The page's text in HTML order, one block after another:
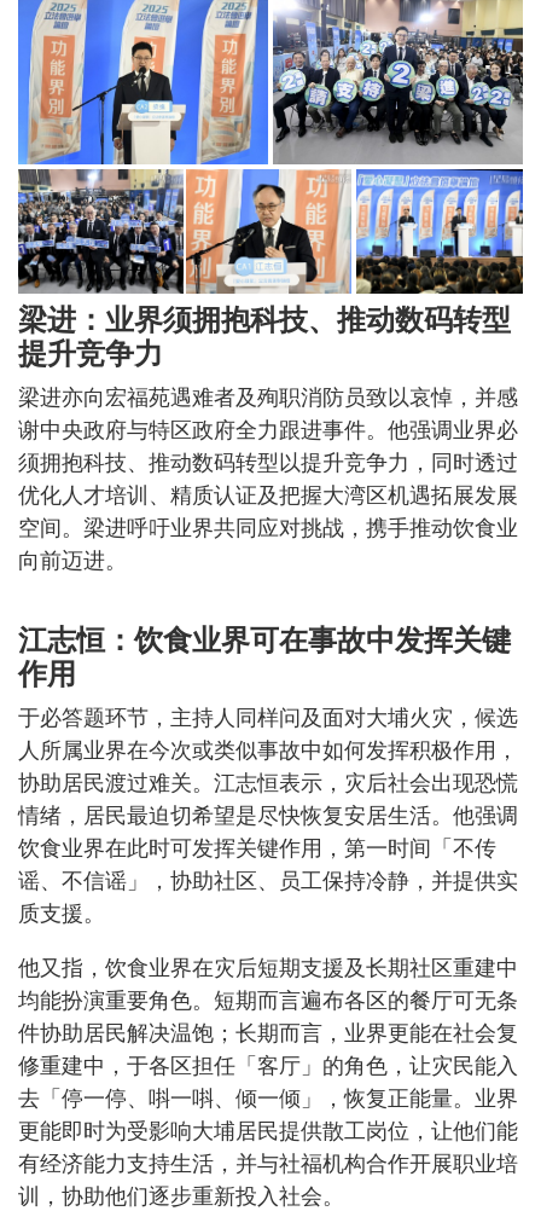
梁进：业界须拥抱科技、推动数码转型
提升竞争力
梁进亦向宏福苑遇难者及殉职消防员致以哀悼，并感
谢中央政府与特区政府全力跟进事件。他强调业界必
须拥抱科技、推动数码转型以提升竞争力，同时透过
优化人才培训、精质认证及把握大湾区机遇拓展发展
空间。梁进呼吁业界共同应对挑战，携手推动饮食业
向前迈进。
江志恒：饮食业界可在事故中发挥关键
作用
于必答题环节，主持人同样问及面对大埔火灾，候选
人所属业界在今次或类似事故中如何发挥积极作用，
协助居民渡过难关。江志恒表示，灾后社会出现恐慌
情绪，居民最迫切希望是尽快恢复安居生活。他强调
饮食业界在此时可发挥关键作用，第一时间「不传
谣、不信谣」，协助社区、员工保持冷静，并提供实
质支援。
他又指，饮食业界在灾后短期支援及长期社区重建中
均能扮演重要角色。短期而言遍布各区的餐厅可无条
件协助居民解决温饱；长期而言，业界更能在社会复
修重建中，于各区担任「客厅」的角色，让灾民能入
去「停一停、唞一唞、倾一倾」，恢复正能量。业界
更能即时为受影响大埔居民提供散工岗位，让他们能
有经济能力支持生活，并与社福机构合作开展职业培
训，协助他们逐步重新投入社会。